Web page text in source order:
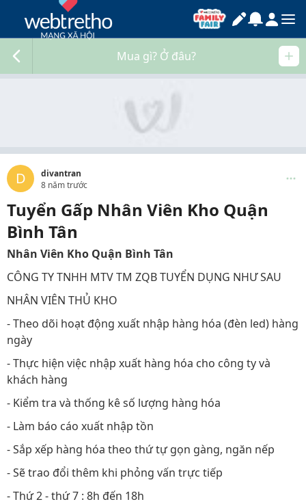
Mua gì? Ở đâu?
D
divantran
8 năm trước
Tuyển Gấp Nhân Viên Kho Quận
Bình Tân
Nhân Viên Kho Quận Bình Tân
CÔNG TY TNHH MTV TM ZQB TUYỂN DỤNG NHƯ SAU
NHÂN VIÊN THỦ KHO
- Theo dõi hoạt động xuất nhập hàng hóa (đèn led) hàng
ngày
- Thực hiện việc nhập xuất hàng hóa cho công ty và
khách hàng
- Kiểm tra và thống kê số lượng hàng hóa
- Làm báo cáo xuất nhập tồn
- Sắp xếp hàng hóa theo thứ tự gọn gàng, ngăn nếp
- Sẽ trao đổi thêm khi phỏng vấn trực tiếp
- Thứ 2 - thứ 7 : 8h đến 18h